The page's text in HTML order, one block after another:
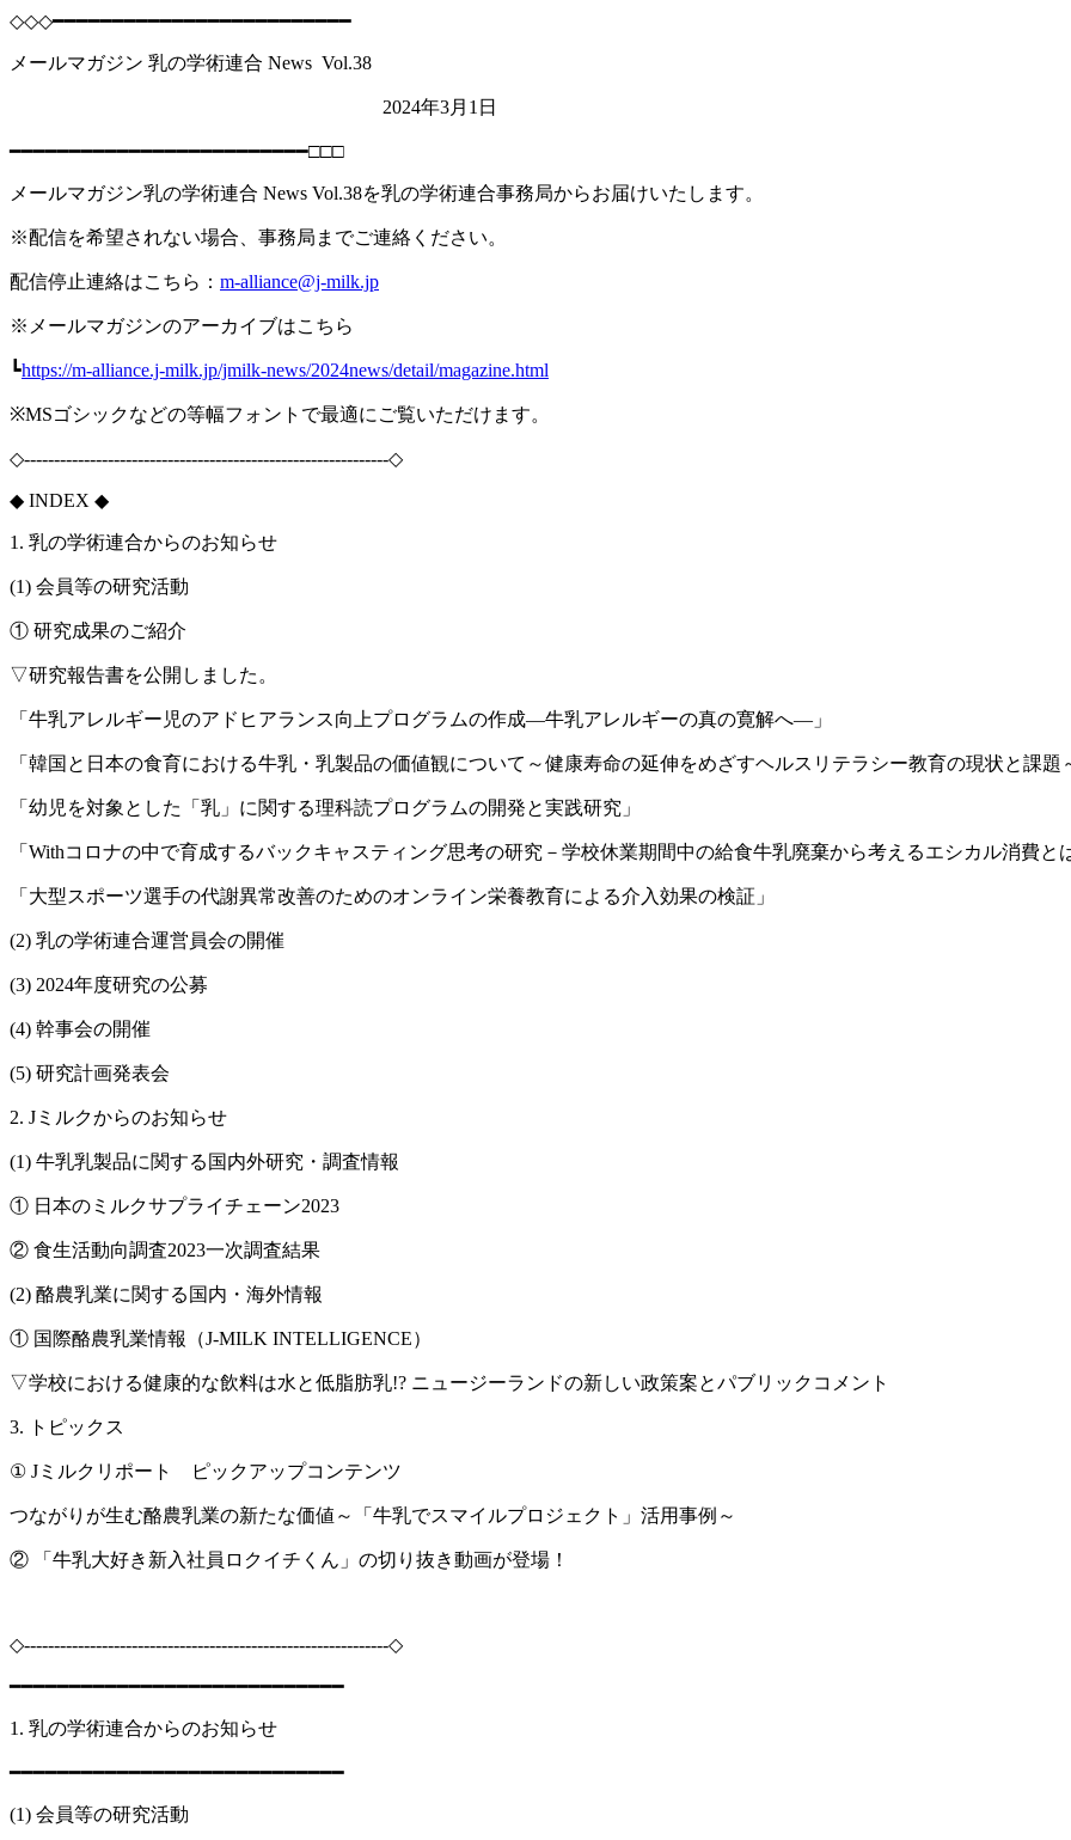
◇◇◇━━━━━━━━━━━━━━━━━━━━━━━━━
メールマガジン 乳の学術連合 News Vol.38
2024年3月1日
━━━━━━━━━━━━━━━━━━━━━━━━━□□□
メールマガジン乳の学術連合 News Vol.38を乳の学術連合事務局からお届けいたします。
※配信を希望されない場合、事務局までご連絡ください。
配信停止連絡はこちら： m-alliance@j-milk.jp
※メールマガジンのアーカイブはこちら
┗https://m-alliance.j-milk.jp/jmilk-news/2024news/detail/magazine.html
※MSゴシックなどの等幅フォントで最適にご覧いただけます。
◇-------------------------------------------------------------◇
◆ INDEX ◆
1. 乳の学術連合からのお知らせ
(1) 会員等の研究活動
① 研究成果のご紹介
▽研究報告書を公開しました。
「牛乳アレルギー児のアドヒアランス向上プログラムの作成―牛乳アレルギーの真の寛解へ―」
「韓国と日本の食育における牛乳・乳製品の価値観について～健康寿命の延伸をめざすヘルスリテラシー教育の現状と課題
「幼児を対象とした「乳」に関する理科読プログラムの開発と実践研究」
「Withコロナの中で育成するバックキャスティング思考の研究－学校休業期間中の給食牛乳廃棄から考えるエシカル消費と
「大型スポーツ選手の代謝異常改善のためのオンライン栄養教育による介入効果の検証」
(2) 乳の学術連合運営員会の開催
(3) 2024年度研究の公募
(4) 幹事会の開催
(5) 研究計画発表会
2. Jミルクからのお知らせ
(1) 牛乳乳製品に関する国内外研究・調査情報
① 日本のミルクサプライチェーン2023
② 食生活動向調査2023一次調査結果
(2) 酪農乳業に関する国内・海外情報
① 国際酪農乳業情報（J-MILK INTELLIGENCE）
▽学校における健康的な飲料は水と低脂肪乳!? ニュージーランドの新しい政策案とパブリックコメント
3. トピックス
① Jミルクリポート ピックアップコンテンツ
つながりが生む酪農乳業の新たな価値～「牛乳でスマイルプロジェクト」活用事例～
② 「牛乳大好き新入社員ロクイチくん」の切り抜き動画が登場！
◇-------------------------------------------------------------◇
━━━━━━━━━━━━━━━━━━━━━━━━━━━━
1. 乳の学術連合からのお知らせ
━━━━━━━━━━━━━━━━━━━━━━━━━━━━
(1) 会員等の研究活動